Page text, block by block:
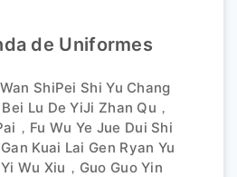
de Uniformes
ShiPei Shi Yu Chang
Lu De YiJi Zhan Qu，
，Fu Wu Ye Jue Dui Shi
Kuai Lai Gen Ryan Yu
Wu Xiu，Guo Guo Yin